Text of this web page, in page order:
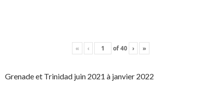
« ‹ of40 › »
Grenade et Trinidad juin 2021 à janvier 2022